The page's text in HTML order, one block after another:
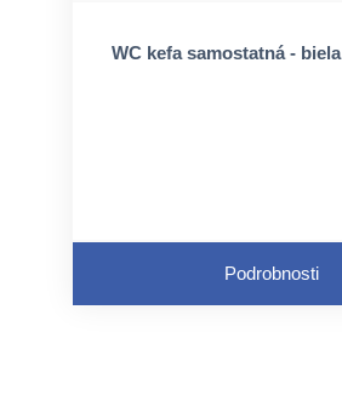
WC kefa samostatná - biela
Podrobnosti